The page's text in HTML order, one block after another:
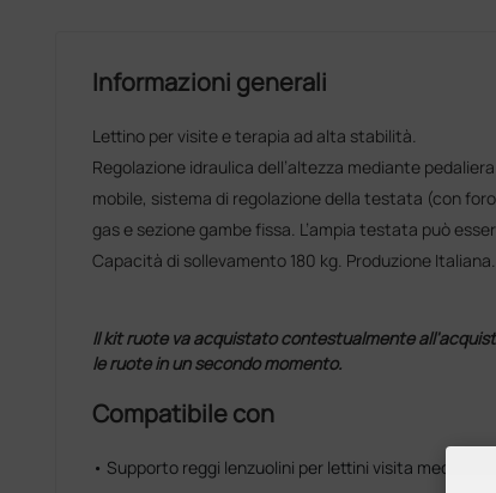
Informazioni generali
Lettino per visite e terapia ad alta stabilità.
Regolazione idraulica dell’altezza mediante
mobile, sistema di regolazione della testata (con
gas e sezione gambe fissa. L’ampia testata può
Capacità di sollevamento 180 kg. Produzione Italiana.
Il kit ruote va acquistato contestualmente
le ruote in un secondo momento.
Compatibile con
• Supporto reggi lenzuolini per lettini visita medica,